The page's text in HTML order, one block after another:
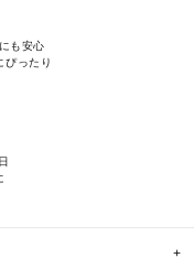
も安心
ぴったり